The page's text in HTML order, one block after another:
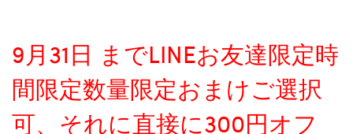
9月31日 までLINEお友達限定時
間限定数量限定おまけご選択
可、それに直接に300円オフ